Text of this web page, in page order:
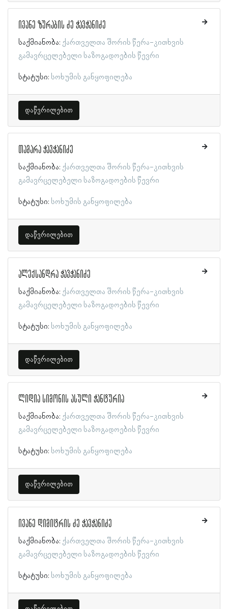
ივანე ზურაბის ძე ჭავჭანიძე
საქმიანობა: ქართველთა შორის წერა-კითხვის
გამავრცელებელი საზოგადოების წევრი
სტატუსი: სოხუმის განყოფილება
დაწვრილებით
თამარა ჭავჭანიძე
საქმიანობა: ქართველთა შორის წერა-კითხვის
გამავრცელებელი საზოგადოების წევრი
სტატუსი: სოხუმის განყოფილება
დაწვრილებით
ალექსანდრა ჭავჭანიძე
საქმიანობა: ქართველთა შორის წერა-კითხვის
გამავრცელებელი საზოგადოების წევრი
სტატუსი: სოხუმის განყოფილება
დაწვრილებით
ლიდია სიმონის ასული ჭანტურია
საქმიანობა: ქართველთა შორის წერა-კითხვის
გამავრცელებელი საზოგადოების წევრი
სტატუსი: სოხუმის განყოფილება
დაწვრილებით
ივანე დიმიტრის ძე ჭავჭანიძე
საქმიანობა: ქართველთა შორის წერა-კითხვის
გამავრცელებელი საზოგადოების წევრი
სტატუსი: სოხუმის განყოფილება